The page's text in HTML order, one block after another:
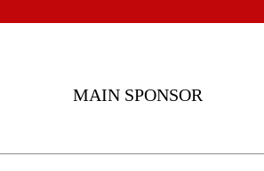
MAIN SPONSOR